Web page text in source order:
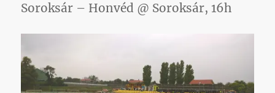
Soroksár – Honvéd @ Soroksár, 16h